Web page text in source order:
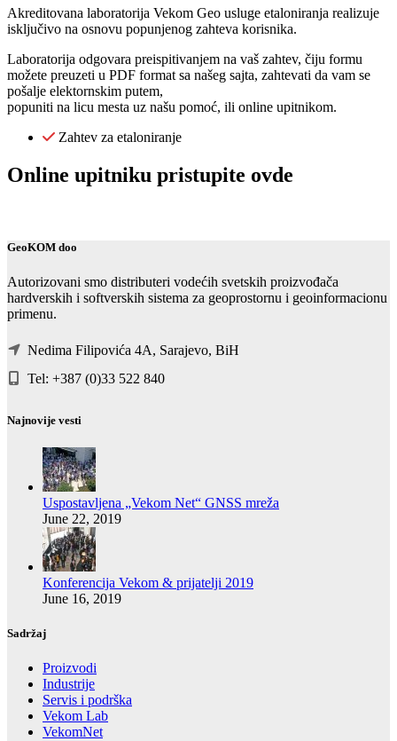
Akreditovana laboratorija Vekom Geo usluge etaloniranja realizuje
isključivo na osnovu popunjenog zahteva korisnika.
Laboratorija odgovara preispitivanjem na vaš zahtev, čiju formu
možete preuzeti u PDF format sa našeg sajta, zahtevati da vam se
pošalje elektornskim putem,
popuniti na licu mesta uz našu pomoć, ili online upitnikom.
Zahtev za etaloniranje
Online upitniku pristupite ovde
GeoKOM doo
Autorizovani smo distributeri vodećih svetskih proizvođača
hardverskih i softverskih sistema za geoprostornu i geoinformacionu
primenu.
Nedima Filipovića 4A, Sarajevo, BiH
Tel: +387 (0)33 522 840
Najnovije vesti
Uspostavljena „Vekom Net“ GNSS mreža
June 22, 2019
Konferencija Vekom & prijatelji 2019
June 16, 2019
Sadržaj
Proizvodi
Industrije
Servis i podrška
Vekom Lab
VekomNet